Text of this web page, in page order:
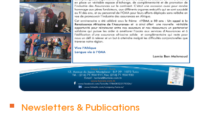
Newsletters & Publications